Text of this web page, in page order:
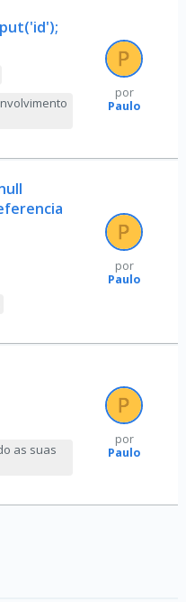
por
Paulo
por
Paulo
as suas
por
Paulo